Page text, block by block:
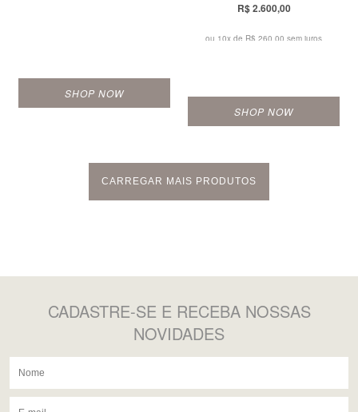
SHOP NOW
R$ 2.600,00
ou 10x de R$ 260,00 sem juros
SHOP NOW
CARREGAR MAIS PRODUTOS
CADASTRE-SE E RECEBA NOSSAS
NOVIDADES